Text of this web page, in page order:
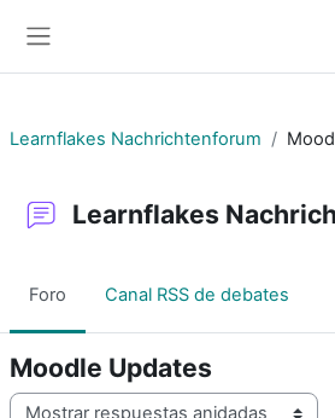
Learnflakes Nachrichtenforum
Learnflakes
Foro Canal RSS de debates
Moodle Updates
Mostrar modo